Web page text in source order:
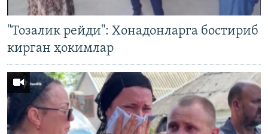
"Тозалик рейди": Хонадонларга бостириб
кирган ҳокимлар